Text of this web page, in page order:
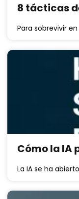
8 tácticas
Para sobrevivir
Cómo la IA
La IA se ha